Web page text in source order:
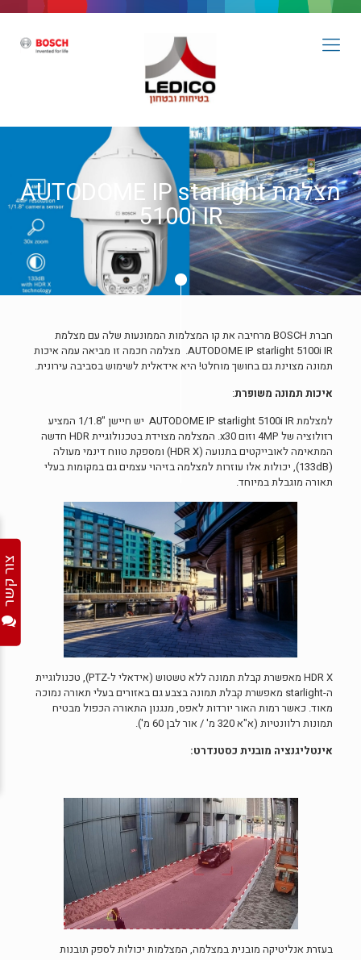
מצלמת AUTODOME IP starlight
5100i IR
חברת BOSCH מרחיבה את קו המצלמות הממונעות שלה עם מצלמת
AUTODOME IP starlight 5100i IR. מצלמה חכמה זו מביאה עמה איכות
תמונה מצוינת גם בחושך מוחלט! היא אידאלית לשימוש בסביבה עירונית.
איכות תמונה משופרת:
למצלמת AUTODOME IP starlight 5100i IR יש חיישן "1/1.8 המציע
רזולוציה של 4MP וזום x30. המצלמה מצוידת בטכנולוגיית HDR חדשה
המתאימה לאובייקטים בתנועה (HDR X) ומספקת טווח דינמי מעולה
(133dB), יכולות אלו עוזרות למצלמה בזיהוי עצמים גם במקומות בעלי
תאורה מוגבלת במיוחד.
HDR X מאפשרת קבלת תמונה ללא טשטוש (אידאלי ל-PTZ), טכנולוגיית
ה-starlight מאפשרת קבלת תמונה בצבע גם באזורים בעלי תאורה נמוכה
מאוד. כאשר רמות האור יורדות לאפס, מנגנון התאורה הכפול מבטיח
תמונות רלוונטיות (א"א 320 מ' / אור לבן 60 מ').
אינטליגנציה מובנית כסטנדרט:
בעזרת אנליטיקה מובנית במצלמה, המצלמות יכולות לספק תובנות